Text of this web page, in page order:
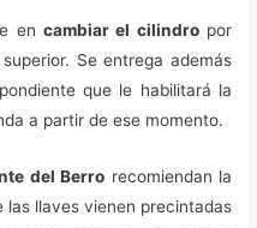
en cambiar el cilindropor
Se entrega además
que le habilitará la
a partir de ese momento.
del Berro recomiendan la
las llaves vienen precintadas